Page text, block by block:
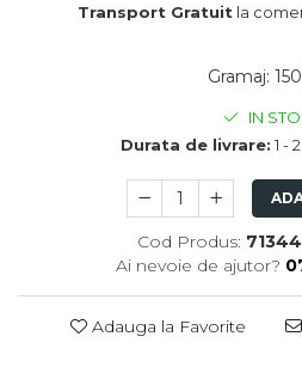
Transport Gratuit la
Gramaj:
IN
Durata de livrare: 1 -
Cod Produs:
Ai nevoie de ajutor?
Adauga la Favorite